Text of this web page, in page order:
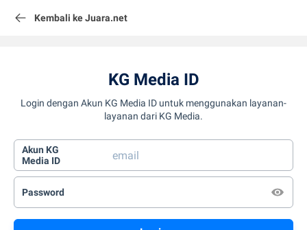
Kembali ke Juara.net
KG Media ID
Login dengan Akun KG Media ID untuk menggunakan layanan-
layanan dari KG Media.
Akun KG
Media ID
Password